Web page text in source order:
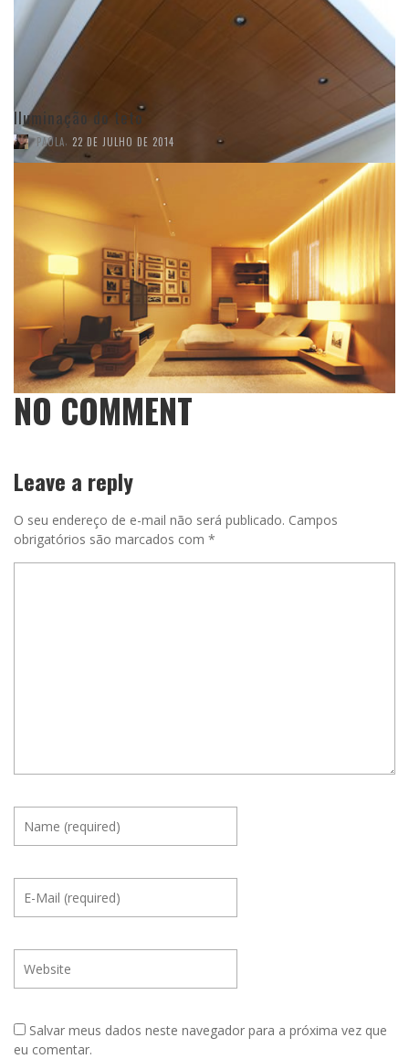
Iluminação do teto
PAOLA 22 DE JULHO DE 2014
NO COMMENT
Leave a reply
O seu endereço de e-mail não será publicado. Campos
obrigatórios são marcados com *
Salvar meus dados neste navegador para a próxima vez que
eu comentar.